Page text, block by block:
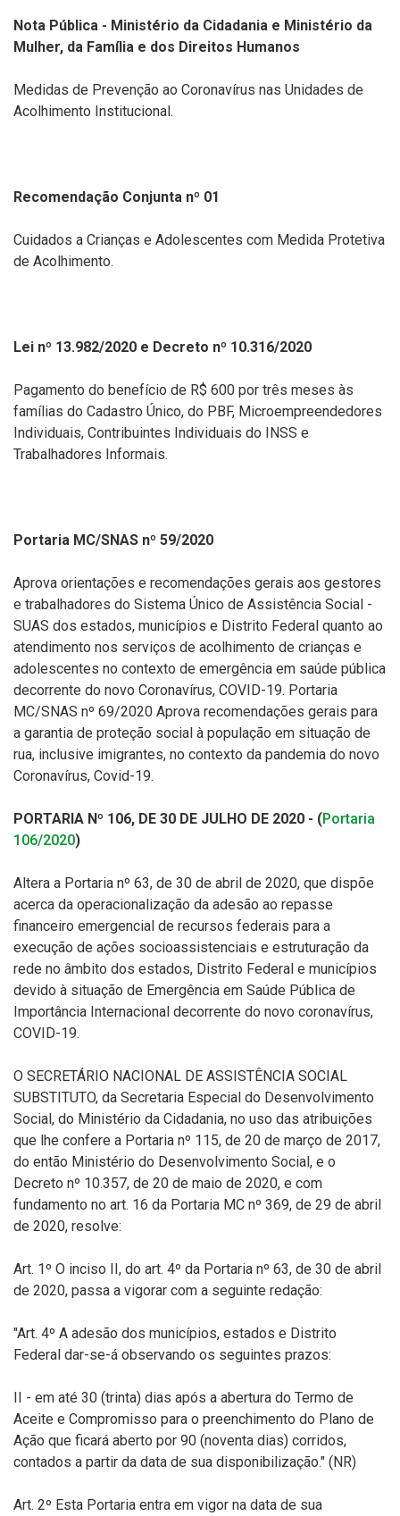
Nota Pública - Ministério da Cidadania e Ministério da
Mulher, da Família e dos Direitos Humanos
Medidas de Prevenção ao Coronavírus nas Unidades de
Acolhimento Institucional.
Recomendação Conjunta nº 01
Cuidados a Crianças e Adolescentes com Medida Protetiva
de Acolhimento.
Lei nº 13.982/2020 e Decreto nº 10.316/2020
Pagamento do benefício de R$ 600 por três meses às
famílias do Cadastro Único, do PBF, Microempreendedores
Individuais, Contribuintes Individuais do INSS e
Trabalhadores Informais.
Portaria MC/SNAS nº 59/2020
Aprova orientações e recomendações gerais aos gestores
e trabalhadores do Sistema Único de Assistência Social -
SUAS dos estados, municípios e Distrito Federal quanto ao
atendimento nos serviços de acolhimento de crianças e
adolescentes no contexto de emergência em saúde pública
decorrente do novo Coronavírus, COVID-19. Portaria
MC/SNAS nº 69/2020 Aprova recomendações gerais para
a garantia de proteção social à população em situação de
rua, inclusive imigrantes, no contexto da pandemia do novo
Coronavírus, Covid-19.
PORTARIA Nº 106, DE 30 DE JULHO DE 2020 - (Portaria
106/2020)
Altera a Portaria nº 63, de 30 de abril de 2020, que dispõe
acerca da operacionalização da adesão ao repasse
financeiro emergencial de recursos federais para a
execução de ações socioassistenciais e estruturação da
rede no âmbito dos estados, Distrito Federal e municípios
devido à situação de Emergência em Saúde Pública de
Importância Internacional decorrente do novo coronavírus,
COVID-19.
O SECRETÁRIO NACIONAL DE ASSISTÊNCIA SOCIAL
SUBSTITUTO, da Secretaria Especial do Desenvolvimento
Social, do Ministério da Cidadania, no uso das atribuições
que lhe confere a Portaria nº 115, de 20 de março de 2017,
do então Ministério do Desenvolvimento Social, e o
Decreto nº 10.357, de 20 de maio de 2020, e com
fundamento no art. 16 da Portaria MC nº 369, de 29 de abril
de 2020, resolve:
Art. 1º O inciso II, do art. 4º da Portaria nº 63, de 30 de abril
de 2020, passa a vigorar com a seguinte redação:
"Art. 4º A adesão dos municípios, estados e Distrito
Federal dar-se-á observando os seguintes prazos:
II - em até 30 (trinta) dias após a abertura do Termo de
Aceite e Compromisso para o preenchimento do Plano de
Ação que ficará aberto por 90 (noventa dias) corridos,
contados a partir da data de sua disponibilização." (NR)
Art. 2º Esta Portaria entra em vigor na data de sua